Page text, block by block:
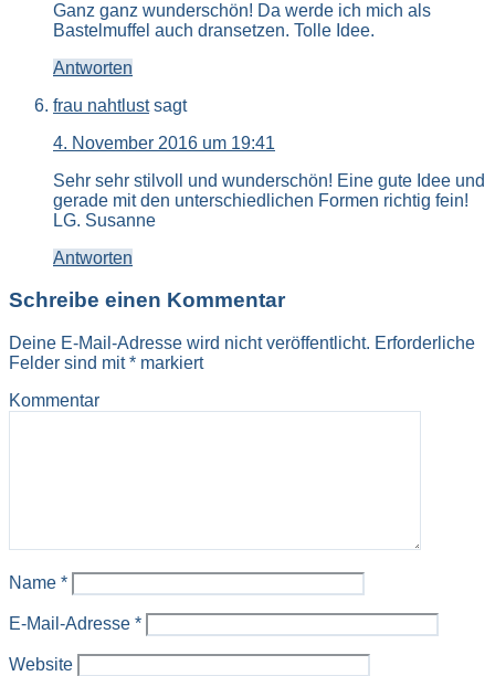
Ganz ganz wunderschön! Da werde ich mich als
Bastelmuffel auch dransetzen. Tolle Idee.
Antworten
frau nahtlust sagt
4. November 2016 um 19:41
Sehr sehr stilvoll und wunderschön! Eine gute Idee und
gerade mit den unterschiedlichen Formen richtig fein!
LG. Susanne
Antworten
Schreibe einen Kommentar
Deine E-Mail-Adresse wird nicht veröffentlicht. Erforderliche
Felder sind mit* markiert
Kommentar
Name *
E-Mail-Adresse *
Website